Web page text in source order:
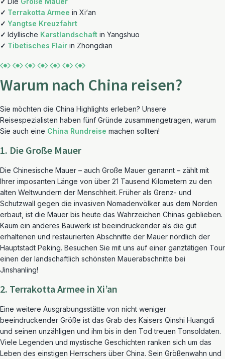
✓ Terrakotta Armee in Xi‘an
✓ Yangtse Kreuzfahrt
✓ Idyllische Karstlandschaft in Yangshuo
✓ Tibetisches Flair in Zhongdian
Warum nach China reisen?
Sie möchten die China Highlights erleben? Unsere
Reisespezialisten haben fünf Gründe zusammengetragen, warum
Sie auch eine China Rundreise machen sollten!
1. Die Große Mauer
Die Chinesische Mauer – auch Große Mauer genannt – zählt mit
Ihrer imposanten Länge von über 21 Tausend Kilometern zu den
alten Weltwundern der Menschheit. Früher als Grenz- und
Schutzwall gegen die invasiven Nomadenvölker aus dem Norden
erbaut, ist die Mauer bis heute das Wahrzeichen Chinas geblieben.
Kaum ein anderes Bauwerk ist beeindruckender als die gut
erhaltenen und restaurierten Abschnitte der Mauer nördlich der
Hauptstadt Peking. Besuchen Sie mit uns auf einer ganztätigen Tour
einen der landschaftlich schönsten Mauerabschnitte bei
Jinshanling!
2. Terrakotta Armee in Xi’an
Eine weitere Ausgrabungsstätte von nicht weniger
beeindruckender Größe ist das Grab des Kaisers Qinshi Huangdi
und seinen unzähligen und ihm bis in den Tod treuen Tonsoldaten.
Viele Legenden und mystische Geschichten ranken sich um das
Leben des einstigen Herrschers über China. Sein Größenwahn und